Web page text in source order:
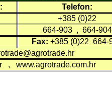
Telefon:
+385 (0)22
664-903 , 664-904
Fax: +385 (0)22 664-
, www.agrotrade.com.hr